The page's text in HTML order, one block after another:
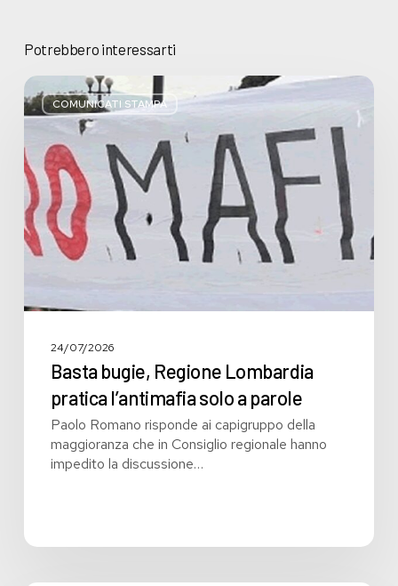
Potrebbero interessarti
COMUNICATI STAMPA
Basta
bugie,
Regione
Lombardia
pratica
l’antimafia
solo
a
parole
24/07/2026
Basta bugie, Regione Lombardia
pratica l’antimafia solo a parole
Paolo Romano risponde ai capigruppo della
maggioranza che in Consiglio regionale hanno
impedito la discussione…